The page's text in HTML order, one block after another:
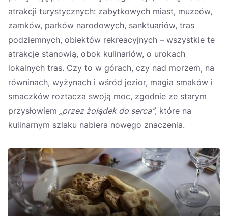
atrakcji turystycznych: zabytkowych miast, muzeów,
zamków, parków narodowych, sanktuariów, tras
podziemnych, obiektów rekreacyjnych – wszystkie te
atrakcje stanowią, obok kulinariów, o urokach
lokalnych tras. Czy to w górach, czy nad morzem, na
równinach, wyżynach i wśród jezior, magia smaków i
smaczków roztacza swoją moc, zgodnie ze starym
przysłowiem „przez żołądek do serca”, które na
kulinarnym szlaku nabiera nowego znaczenia.